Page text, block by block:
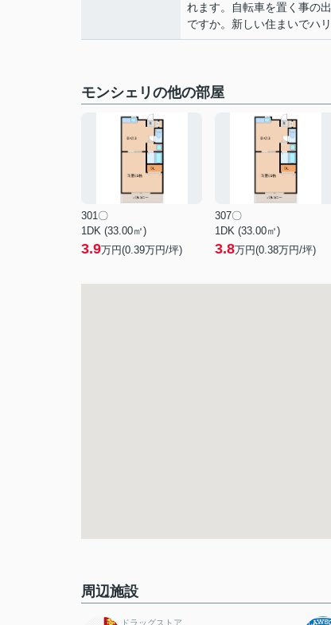
れます。自転車を置く事の
ですか。新しい住まいでハ
モンシェリの他の部屋
301〇
1DK (33.00㎡)
3.9万円(0.39万円/坪)
307〇
1DK (33.00㎡)
3.8万円(0.38万円/坪)
周辺施設
ドラッグストア